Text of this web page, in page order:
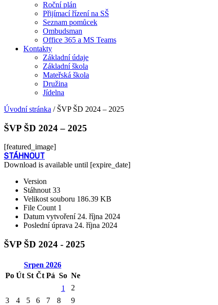
Roční plán
Přijímací řízení na SŠ
Seznam pomůcek
Ombudsman
Office 365 a MS Teams
Kontakty
Základní údaje
Základní škola
Mateřská škola
Družina
Jídelna
Úvodní stránka / ŠVP ŠD 2024 – 2025
ŠVP ŠD 2024 – 2025
[featured_image]
STÁHNOUT
Download is available until [expire_date]
Version
Stáhnout33
Velikost souboru 186.39 KB
File Count 1
Datum vytvoření24. října 2024
Poslední úprava 24. října 2024
ŠVP ŠD 2024 - 2025
Srpen 2026
Po Út St Čt Pá So Ne
1
2
3
4 5 6 7 8
9